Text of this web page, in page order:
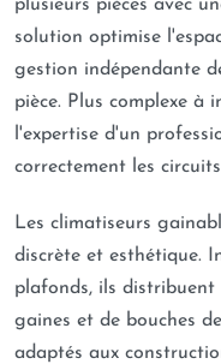
plusieurs pièces avec
solution optimise
gestion indépendante
pièce. Plus complexe à
l'expertise d'un
correctement les
Les climatiseurs
discrète et esthétique.
plafonds, ils
gaines et de bouches
adaptés aux